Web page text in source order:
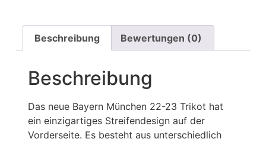
Beschreibung Bewertungen (0)
Beschreibung
Das neue Bayern München 22-23 Trikot hat
ein einzigartiges Streifendesign auf der
Vorderseite. Es besteht aus unterschiedlich